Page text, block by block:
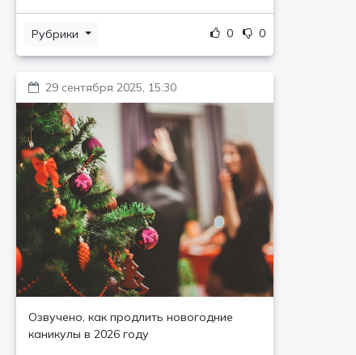
Рубрики 0 0
29 сентября 2025, 15:30
Озвучено, как продлить новогодние
каникулы в 2026 году